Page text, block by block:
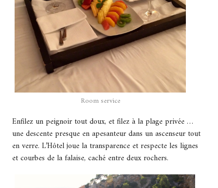
Room service
Enfilez un peignoir tout doux, et filez à la plage privée …
une descente presque en apesanteur dans un ascenseur tout
en verre. L’Hôtel joue la transparence et respecte les lignes
et courbes de la falaise, caché entre deux rochers.